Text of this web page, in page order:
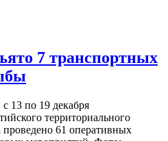
7 транспортных
13 по 19 декабря
территориального
61 оперативных